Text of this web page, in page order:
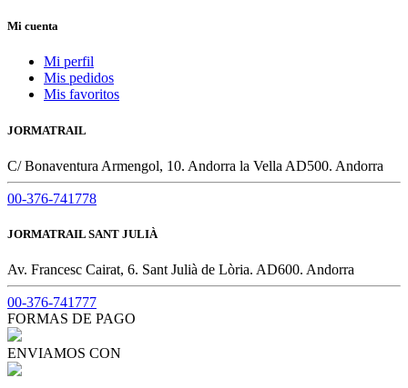
Mi cuenta
Mi perfil
Mis pedidos
Mis favoritos
JORMATRAIL
C/ Bonaventura Armengol, 10. Andorra la Vella AD500. Andorra
00-376-741778
JORMATRAIL SANT JULIÀ
Av. Francesc Cairat, 6. Sant Julià de Lòria. AD600. Andorra
00-376-741777
FORMAS DE PAGO
ENVIAMOS CON